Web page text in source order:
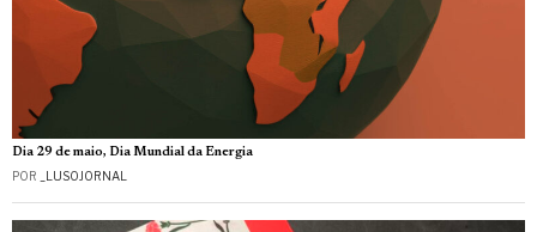
Dia 29 de maio, Dia Mundial da Energia
POR _LUSOJORNAL